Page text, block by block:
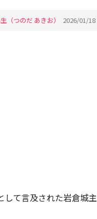
（つのだ あきお） 2026/01/18
して言及された岩倉城主